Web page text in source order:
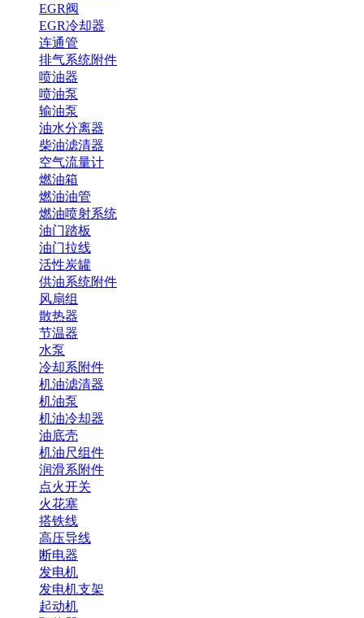
EGR阀
EGR冷却器
连通管
排气系统附件
喷油器
喷油泵
输油泵
油水分离器
柴油滤清器
空气流量计
燃油箱
燃油油管
燃油喷射系统
油门踏板
油门拉线
活性炭罐
供油系统附件
风扇组
散热器
节温器
水泵
冷却系附件
机油滤清器
机油泵
机油冷却器
油底壳
机油尺组件
润滑系附件
点火开关
火花塞
搭铁线
高压导线
断电器
发电机
发电机支架
起动机